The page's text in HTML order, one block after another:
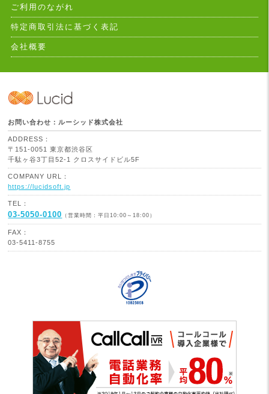
ご利用のながれ
特定商取引法に基づく表記
会社概要
お問い合わせ：ルーシッド株式会社
ADDRESS：
〒151-0051 東京都渋谷区
千駄ヶ谷3丁目52-1 クロスサイドビル5F
COMPANY URL：
https://lucidsoft.jp
TEL：
03-5050-0100 （営業時間：平日10:00～18:00）
FAX：
03-5411-8755